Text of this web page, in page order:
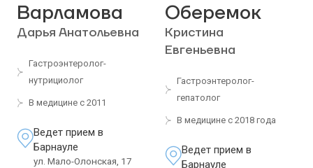
Варламова
Дарья Анатольевна
Гастроэнтеролог-
нутрициолог
В медицине с 2011
Ведет прием в
Барнауле
ул. Мало-Олонская, 17
Оберемок
Кристина
Евгеньевна
Гастроэнтеролог-
гепатолог
В медицине с 2018 года
Ведет прием в
Барнауле